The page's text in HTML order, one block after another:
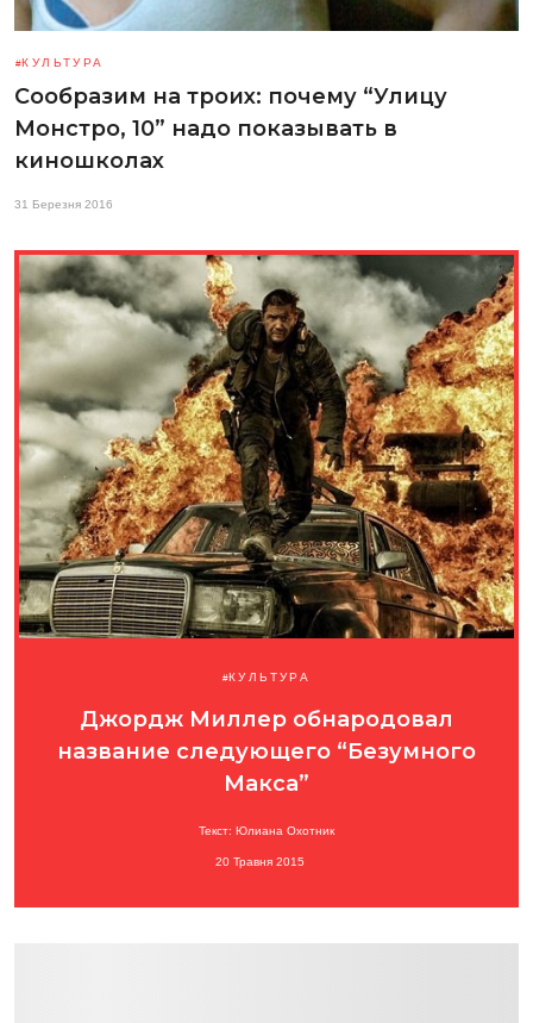
КУЛЬТУРА
Сообразим на троих: почему “Улицу
Монстро, 10” надо показывать в
киношколах
31 Березня 2016
КУЛЬТУРА
Джордж Миллер обнародовал
название следующего “Безумного
Макса”
Текст: Юлиана Охотник
20 Травня 2015